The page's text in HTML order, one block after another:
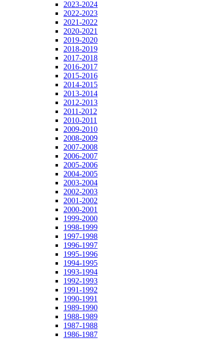
2023-2024
2022-2023
2021-2022
2020-2021
2019-2020
2018-2019
2017-2018
2016-2017
2015-2016
2014-2015
2013-2014
2012-2013
2011-2012
2010-2011
2009-2010
2008-2009
2007-2008
2006-2007
2005-2006
2004-2005
2003-2004
2002-2003
2001-2002
2000-2001
1999-2000
1998-1999
1997-1998
1996-1997
1995-1996
1994-1995
1993-1994
1992-1993
1991-1992
1990-1991
1989-1990
1988-1989
1987-1988
1986-1987